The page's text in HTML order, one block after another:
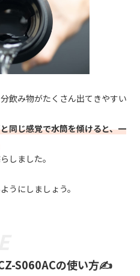
飲み物がたくさん出てきやすい
同じ感覚で水筒を傾けると、一
しました。
うにしましょう。
S060ACの使い方✍️